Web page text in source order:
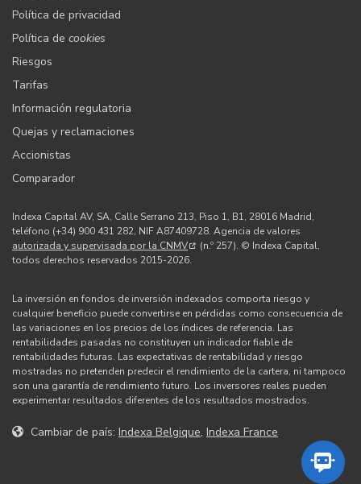
Política de privacidad
Política de cookies
Riesgos
Tarifas
Información regulatoria
Quejas y reclamaciones
Accionistas
Comparador
Indexa Capital AV, SA, Calle Serrano 213, Piso 1, B1, 28016 Madrid,
teléfono (+34) 900 431 282, NIF A87409728. Agencia de valores
autorizada y supervisada por la CNMV
(n.º 257). © Indexa Capital,
todos derechos reservados 2015-2026.
La inversión en fondos de inversión indexados comporta riesgo y
cualquier beneficio puede convertirse en pérdidas como consecuencia de
las variaciones en los precios de los índices de referencia. Las
rentabilidades pasadas no constituyen un indicador fiable de
rentabilidades futuras. Las expectativas de rentabilidad y riesgo
mostradas no pretenden predecir el rendimiento de la cartera, ni tampoco
son una garantía de rendimiento futuro. Los inversores reales pueden
experimentar resultados diferentes de los resultados mostrados.
Cambiar de país: Indexa Belgique, Indexa France